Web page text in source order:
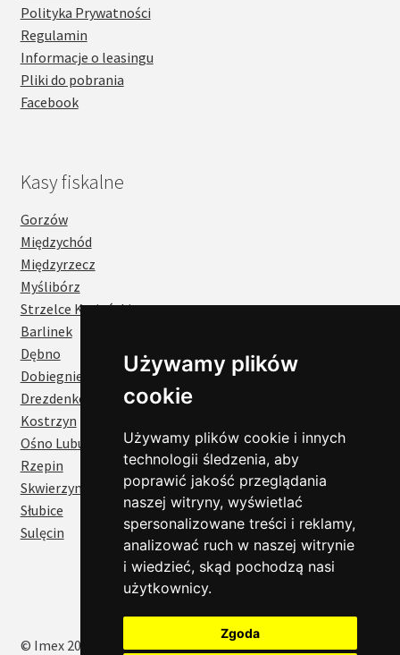
Używamy plików
cookie
Używamy plików cookie i innych
technologii śledzenia, aby
poprawić jakość przeglądania
naszej witryny, wyświetlać
spersonalizowane treści i reklamy,
analizować ruch w naszej witrynie
i wiedzieć, skąd pochodzą nasi
użytkownicy.
Zgoda
Polityka Prywatności
Regulamin
Informacje o leasingu
Pliki do pobrania
Facebook
Kasy fiskalne
Gorzów
Międzychód
Międzyrzecz
Myślibórz
Strzelce Krajeńskie
Barlinek
Dębno
Dobiegniew
Drezdenko
Kostrzyn
Ośno Lubuskie
Rzepin
Skwierzyna
Słubice
Sulęcin
© Imex 2026
Czy chcesz,